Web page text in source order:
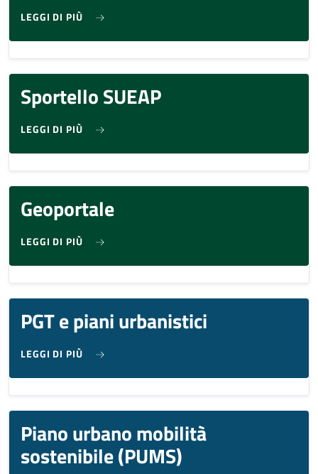
LEGGI DI PIÙSU SPORTELLO BERGAMO FACILE
Sportello SUEAP
LEGGI DI PIÙSU SPORTELLO SUEAP
Geoportale
LEGGI DI PIÙSU GEOPORTALE
PGT e piani urbanistici
LEGGI DI PIÙSU PGT E PIANI URBANISTICI
Piano urbano mobilità
sostenibile (PUMS)